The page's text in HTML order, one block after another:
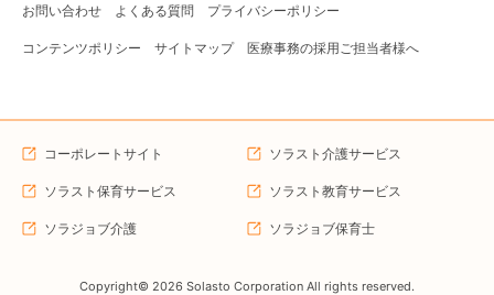
お問い合わせ よくある質問 プライバシーポリシー
コンテンツポリシー サイトマップ 医療事務の採用ご担当者様へ
コーポレートサイト ソラスト介護サービス
ソラスト保育サービス ソラスト教育サービス
ソラジョブ介護 ソラジョブ保育士
Copyright© 2026 Solasto Corporation All rights reserved.